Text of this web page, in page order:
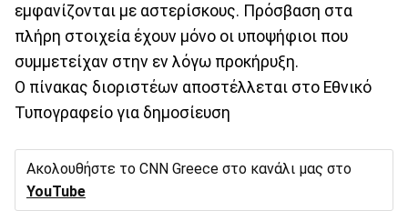
εμφανίζονται με αστερίσκους. Πρόσβαση στα
πλήρη στοιχεία έχουν μόνο οι υποψήφιοι που
συμμετείχαν στην εν λόγω προκήρυξη.
Ο πίνακας διοριστέων αποστέλλεται στο Εθνικό
Τυπογραφείο για δημοσίευση
Ακολουθήστε το CNN Greece στο κανάλι μας στο
YouTube